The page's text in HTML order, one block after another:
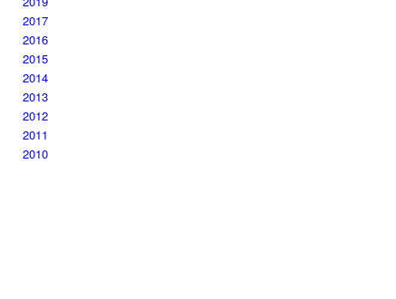
2017
2016
2015
2014
2013
2012
2011
2010